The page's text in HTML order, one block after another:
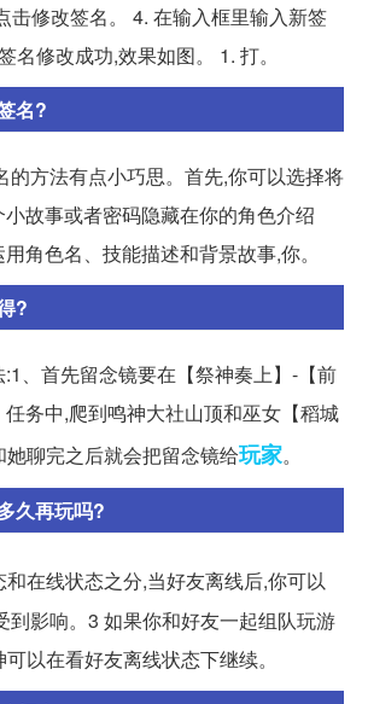
击修改签名。 4. 在输入框里输入新签
名修改成功,效果如图。 1. 打。
名?
的方法有点小巧思。首先,你可以选择将
故事或者密码隐藏在你的角色介绍
角色名、技能描述和背景故事,你。
?
、首先留念镜要在【祭神奏上】-【前
务中,爬到鸣神大社山顶和巫女【稻城
聊完之后就会把留念镜给玩家。
久再玩吗?
和在线状态之分,当好友离线后,你可以
到影响。3 如果你和好友一起组队玩游
以在看好友离线状态下继续。